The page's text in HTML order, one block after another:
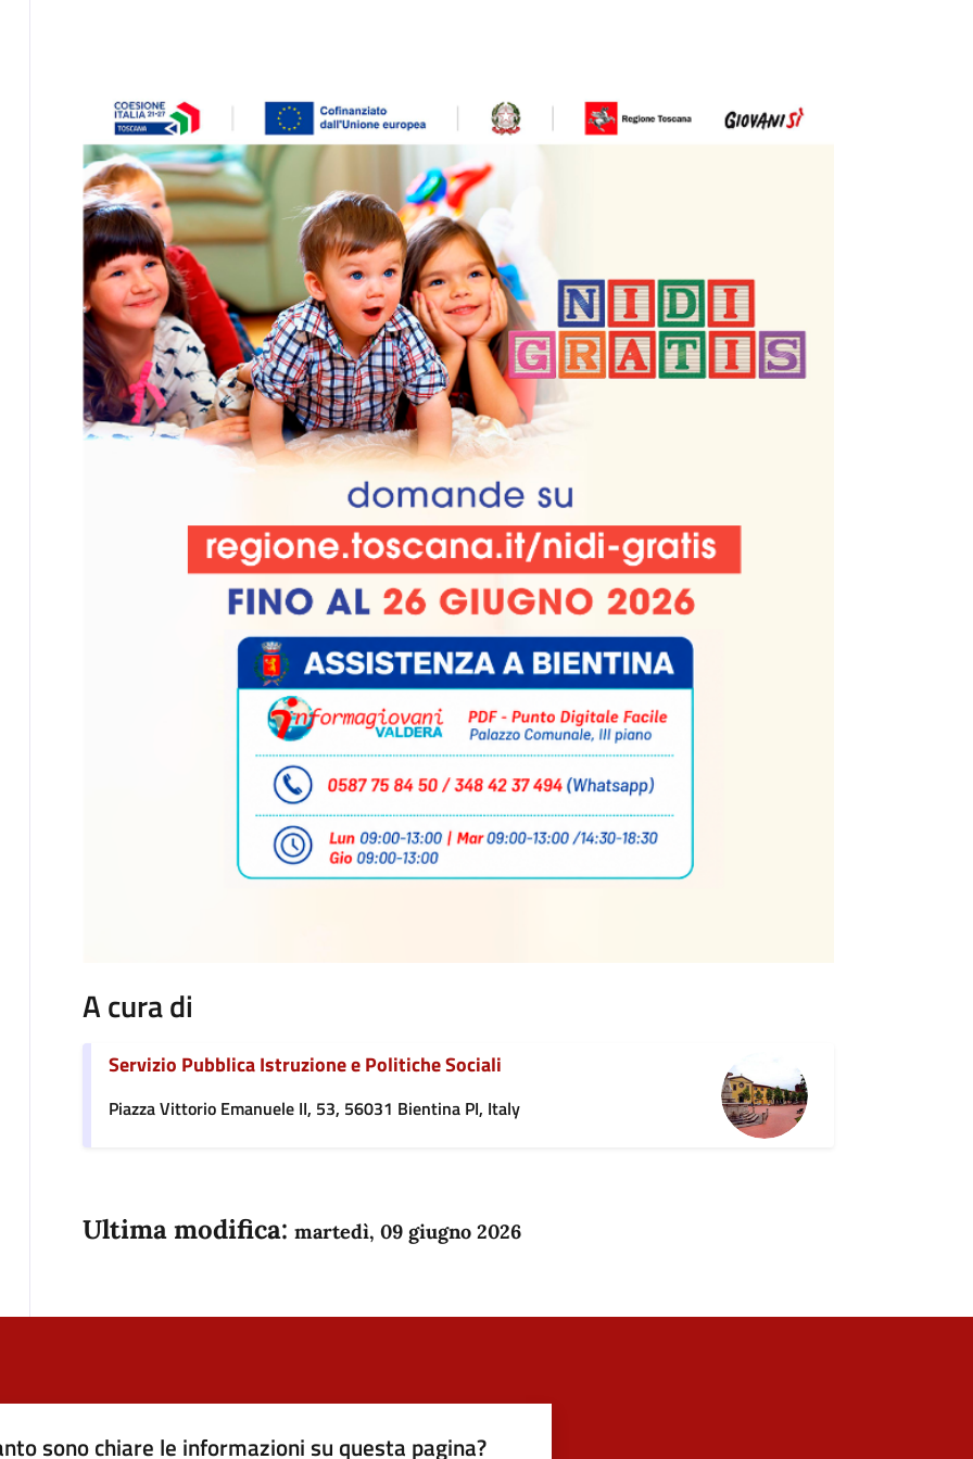
A cura di
Servizio Pubblica Istruzione e Politiche Sociali
Piazza Vittorio Emanuele II, 53, 56031 Bientina PI, Italy
Ultima modifica: martedì, 09 giugno 2026
sono chiare le informazioni su questa pagina?